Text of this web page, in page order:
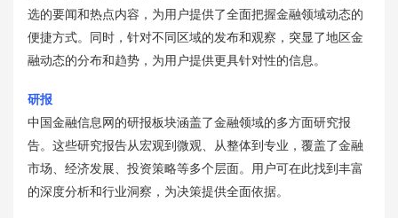
选的要闻和热点内容，为用户提供了全面把握金融领域动态的
便捷方式。同时，针对不同区域的发布和观察，突显了地区金
融动态的分布和趋势，为用户提供更具针对性的信息。
研报
中国金融信息网的研报板块涵盖了金融领域的多方面研究报
告。这些研究报告从宏观到微观、从整体到专业，覆盖了金融
市场、经济发展、投资策略等多个层面。用户可在此找到丰富
的深度分析和行业洞察，为决策提供全面依据。